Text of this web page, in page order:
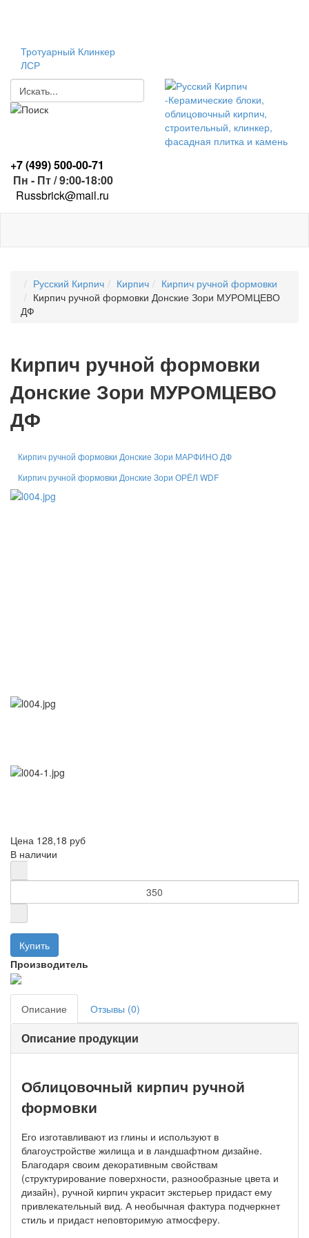
Тротуарный Клинкер
ЛСР
+7 (499)500-00-71
Пн - Пт / 9:00-18:00
Russbrick@mail.ru
Русский Кирпич Кирпич
Кирпич ручной формовки
Кирпич ручной формовки Донские Зори МУРОМЦЕВО
ДФ
Кирпич ручной формовки
Донские Зори МУРОМЦЕВО
ДФ
Кирпич ручной формовки Донские Зори МАРФИНО ДФ
Кирпич ручной формовки Донские Зори ОРЁЛ WDF
Цена 128,18 руб
В наличии
Производитель
Описание Отзывы (0)
Описание продукции
Облицовочный кирпич ручной
формовки
Его изготавливают из глины и используют в
благоустройстве жилища и в ландшафтном дизайне.
Благодаря своим декоративным свойствам
(структурирование поверхности, разнообразные цвета и
дизайн), ручной кирпич украсит экстерьер придаст ему
привлекательный вид. А необычная фактура подчеркнет
стиль и придаст неповторимую атмосферу.